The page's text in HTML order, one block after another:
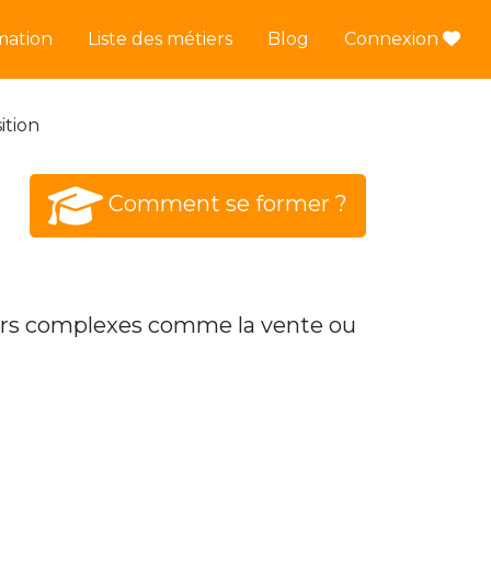
Liste des métiers Blog Connexion
Comment se former ?
complexes comme la vente ou